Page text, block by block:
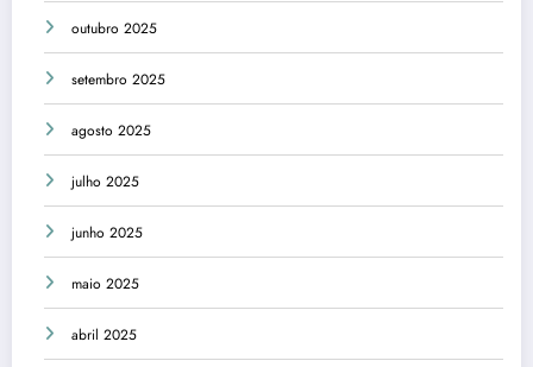
outubro 2025
setembro 2025
agosto 2025
julho 2025
junho 2025
maio 2025
abril 2025